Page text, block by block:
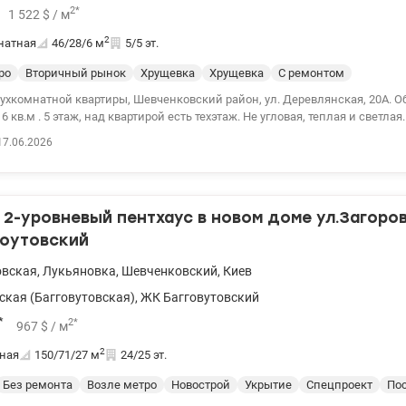
и двор: Преимущества ЖК: • Закрытая территория с охраной •
дом из газоблока с утеплением базальтовой ватой
рядом детские сады, школы и университеты • Транспорт: 7 минут
15 минут до метро Контрактовая площадь Большой опыт помощи по
программам, безналичный расчет: 1) Е-оселя, е-
просмотр. Цена 75 000 у.е. Комиссия 5%.+Налоги 0968144949 Эдуард
1 522 $ / м2*
46/28/6 м2 5/5 эт.
Вторичный рынок Хрущевка Хрущевка
С ремонтом
квартиры, Шевченковский район, ул. Деревлянская, 20А.
над квартирой есть техэтаж. Не угловая, теплая и светлая. Качественный
уровневый пентхаус в новом доме
, Лукьяновка, Шевченковский, Киев
(Багговутовская), ЖК Багговутовский
967 $ / м2*
150/71/27 м2 24/25 эт.
Без ремонта Возле метро Новострой Укрытие Спецпроект